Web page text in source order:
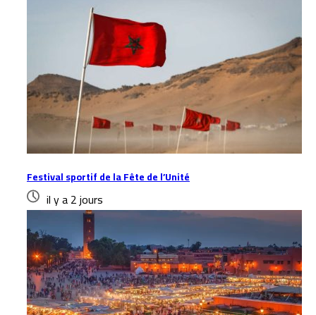
Festival sportif de la Fête de l’Unité
il y a 2 jours